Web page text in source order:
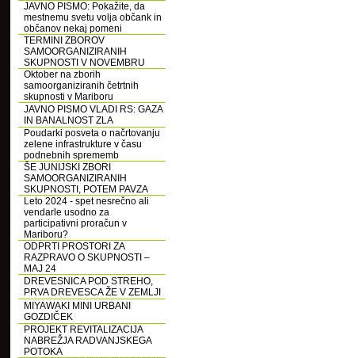
JAVNO PISMO: Pokažite, da
mestnemu svetu volja občank in
občanov nekaj pomeni
TERMINI ZBOROV
SAMOORGANIZIRANIH
SKUPNOSTI V NOVEMBRU
Oktober na zborih
samoorganiziranih četrtnih
skupnosti v Mariboru
JAVNO PISMO VLADI RS: GAZA
IN BANALNOST ZLA
Poudarki posveta o načrtovanju
zelene infrastrukture v času
podnebnih sprememb
ŠE JUNIJSKI ZBORI
SAMOORGANIZIRANIH
SKUPNOSTI, POTEM PAVZA
Leto 2024 - spet nesrečno ali
vendarle usodno za
participativni proračun v
Mariboru?
ODPRTI PROSTORI ZA
RAZPRAVO O SKUPNOSTI –
MAJ 24
DREVESNICA POD STREHO,
PRVA DREVESCA ŽE V ZEMLJI
MIYAWAKI MINI URBANI
GOZDIČEK
PROJEKT REVITALIZACIJA
NABREŽJA RADVANJSKEGA
POTOKA